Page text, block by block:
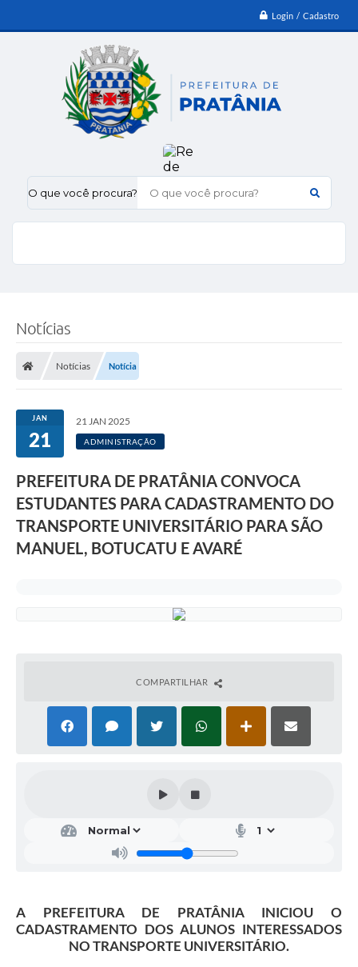
Login / Cadastro
O que você procura?
Notícias
Notícias Notícia
JAN
21
21 JAN 2025
ADMINISTRAÇÃO
PREFEITURA DE PRATÂNIA CONVOCA
ESTUDANTES PARA CADASTRAMENTO DO
TRANSPORTE UNIVERSITÁRIO PARA SÃO
MANUEL, BOTUCATU E AVARÉ
COMPARTILHAR
A PREFEITURA DE PRATÂNIA INICIOU O
CADASTRAMENTO DOS ALUNOS INTERESSADOS
NO TRANSPORTE UNIVERSITÁRIO.